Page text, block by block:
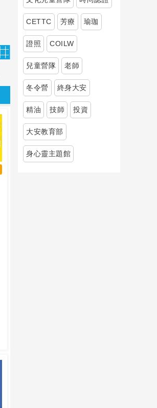
CETTC 芳療 瑜珈
證照 COILW
兒童營隊 老師
冬令營 終身大安
精油 技師 投資
大安教育部
身心靈主題館